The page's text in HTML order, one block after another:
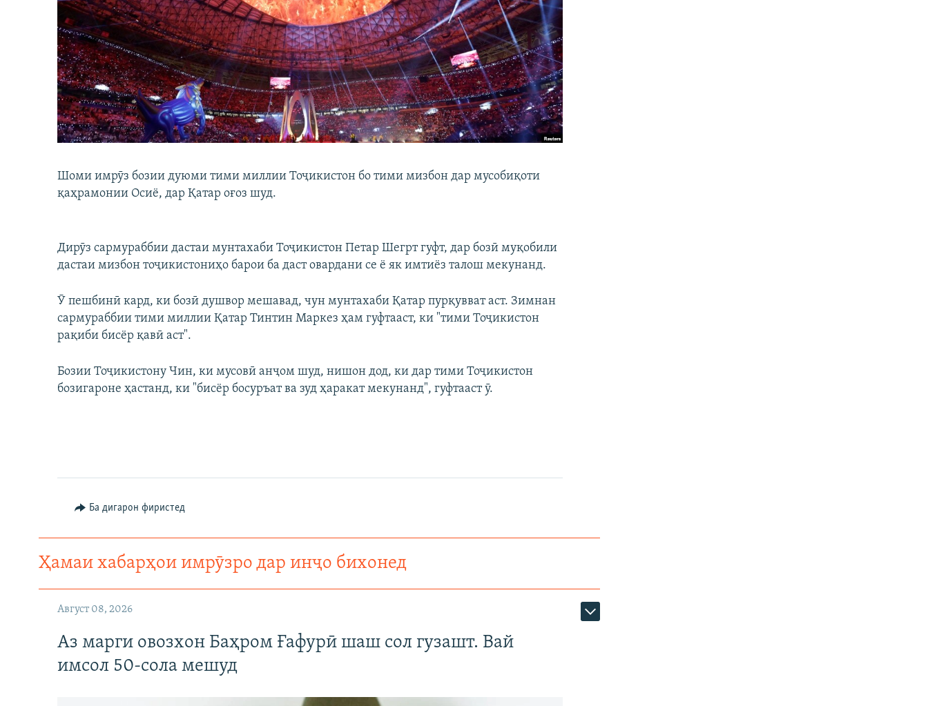
Шоми имрӯз бозии дуюми тими миллии Тоҷикистон бо тими мизбон дар мусобиқоти
қаҳрамонии Осиё, дар Қатар оғоз шуд.
Дирӯз сармураббии дастаи мунтахаби Тоҷикистон Петар Шегрт гуфт, дар бозӣ муқобили
дастаи мизбон тоҷикистониҳо барои ба даст овардани се ё як имтиёз талош мекунанд.
Ӯ пешбинӣ кард, ки бозӣ душвор мешавад, чун мунтахаби Қатар пурқувват аст. Зимнан
сармураббии тими миллии Қатар Тинтин Маркез ҳам гуфтааст, ки "тими Тоҷикистон
рақиби бисёр қавӣ аст".
Бозии Тоҷикистону Чин, ки мусовӣ анҷом шуд, нишон дод, ки дар тими Тоҷикистон
бозигароне ҳастанд, ки "бисёр босуръат ва зуд ҳаракат мекунанд", гуфтааст ӯ.
Ба дигарон фиристед
Ҳамаи хабарҳои имрӯзро дар инҷо бихонед
Август 08, 2026
Аз марги овозхон Баҳром Ғафурӣ шаш сол гузашт. Вай
имсол 50-сола мешуд